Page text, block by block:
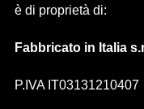
è di proprietà di:
Fabbricato in Italia
P.IVA IT03131210407